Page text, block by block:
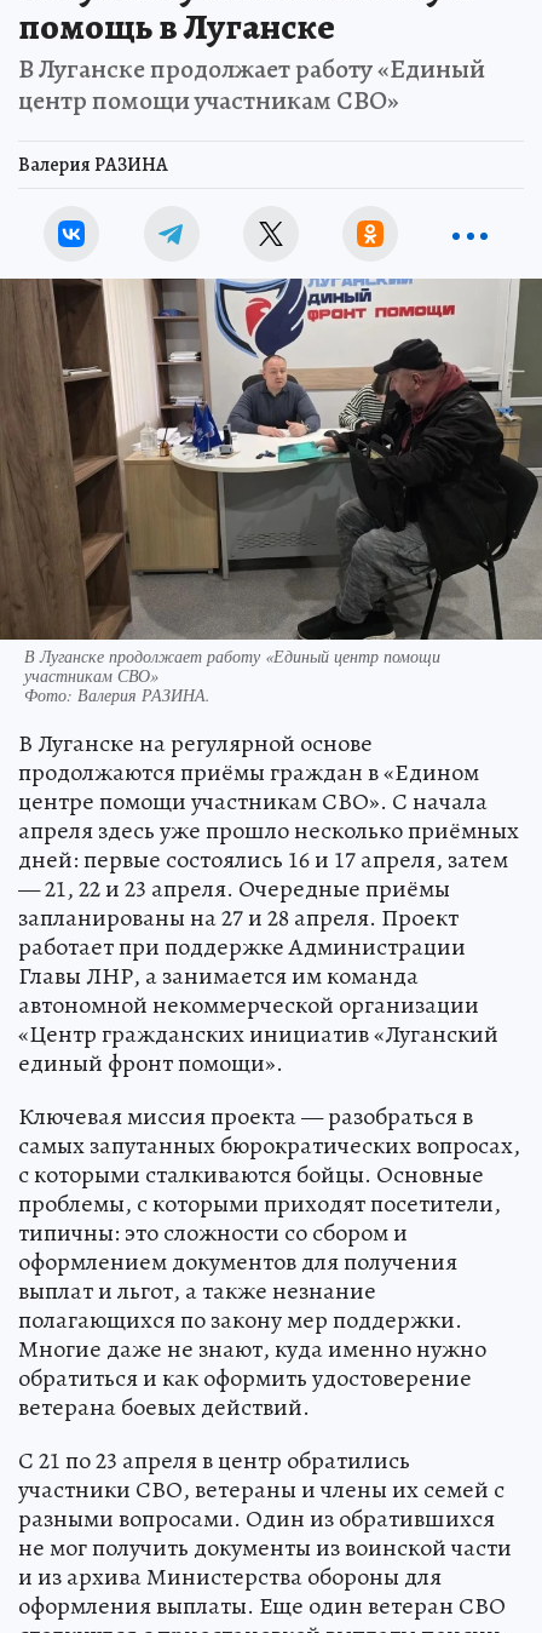
помощь в Луганске
В Луганске продолжает работу «Единый
центр помощи участникам СВО»
Валерия РАЗИНА
В Луганске продолжает работу «Единый центр помощи
участникам СВО»
Фото: Валерия РАЗИНА.
В Луганске на регулярной основе
продолжаются приёмы граждан в «Едином
центре помощи участникам СВО». С начала
апреля здесь уже прошло несколько приёмных
дней: первые состоялись 16 и 17 апреля, затем
— 21, 22 и 23 апреля. Очередные приёмы
запланированы на 27 и 28 апреля. Проект
работает при поддержке Администрации
Главы ЛНР, а занимается им команда
автономной некоммерческой организации
«Центр гражданских инициатив «Луганский
единый фронт помощи».
Ключевая миссия проекта — разобраться в
самых запутанных бюрократических вопросах,
с которыми сталкиваются бойцы. Основные
проблемы, с которыми приходят посетители,
типичны: это сложности со сбором и
оформлением документов для получения
выплат и льгот, а также незнание
полагающихся по закону мер поддержки.
Многие даже не знают, куда именно нужно
обратиться и как оформить удостоверение
ветерана боевых действий.
С 21 по 23 апреля в центр обратились
участники СВО, ветераны и члены их семей с
разными вопросами. Один из обратившихся
не мог получить документы из воинской части
и из архива Министерства обороны для
оформления выплаты. Еще один ветеран СВО